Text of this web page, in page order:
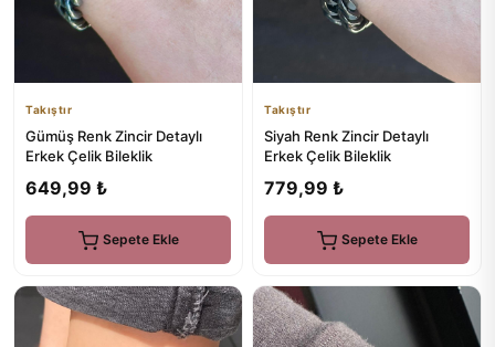
Takıştır
Gümüş Renk Zincir Detaylı
Erkek Çelik Bileklik
649,99 ₺
Sepete Ekle
Takıştır
Siyah Renk Zincir Detaylı
Erkek Çelik Bileklik
779,99 ₺
Sepete Ekle